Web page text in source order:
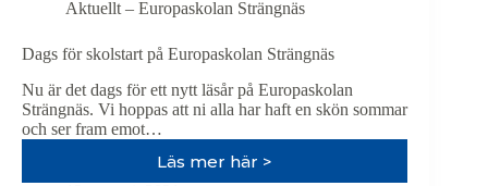
Aktuellt – Europaskolan Strängnäs
Dags för skolstart på Europaskolan Strängnäs
Nu är det dags för ett nytt läsår på Europaskolan
Strängnäs. Vi hoppas att ni alla har haft en skön sommar
och ser fram emot…
Läs mer här >
Dags